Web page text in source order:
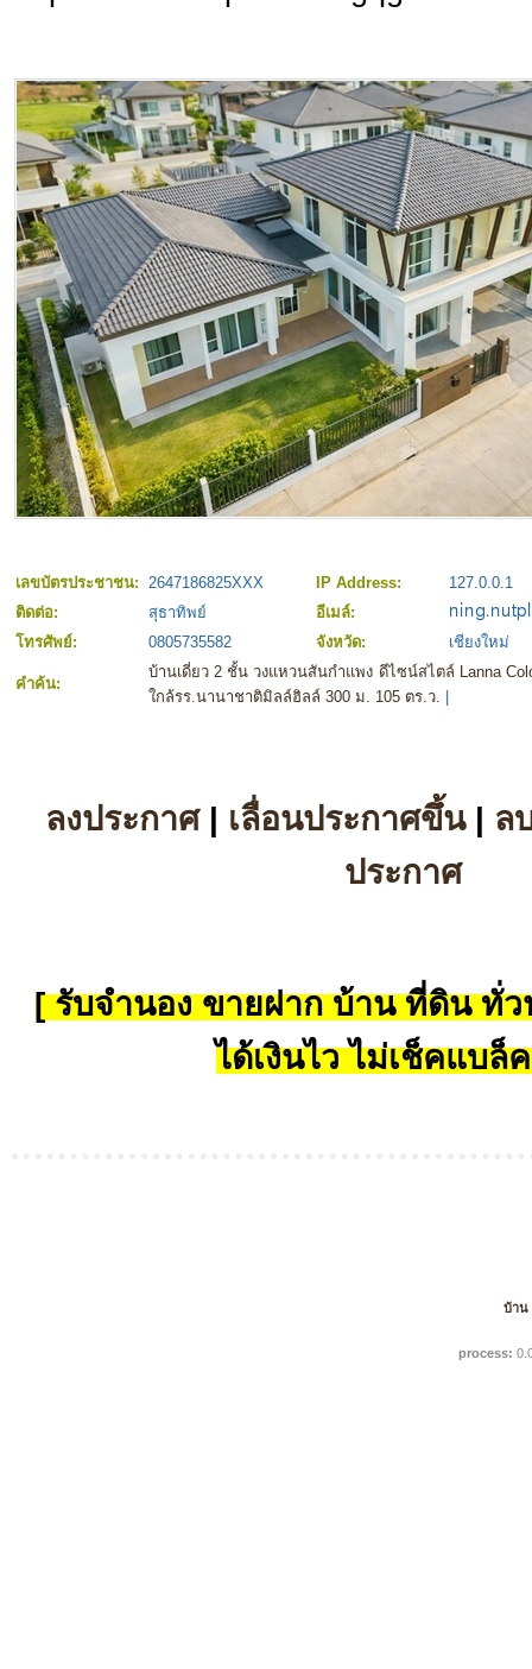
เลขบัตรประชาชน: 2647186825XXX IP Address:
127.0.0.1
ติดต่อ:
สุธาทิพย์
อีเมล์:
โทรศัพย์:
0805735582 จังหวัด: เชียงใหม่
คำค้น:
บ้านเดี่ยว 2 ชั้น วงแหวนสันกำแพง ดีไซน์สไตล์ Lanna
ใกล้รร.นานาชาติมิลล์ฮิลล์ 300 ม. 105 ตร.ว.
ลงประกาศ| เลื่อนประกาศขึ้น| ล
ประกาศ
[ รับจำนอง ขายฝาก บ้าน ที่ดิน ทั่ว
ได้เงินไว ไม่เช็คแบล็
บ้าน
process: